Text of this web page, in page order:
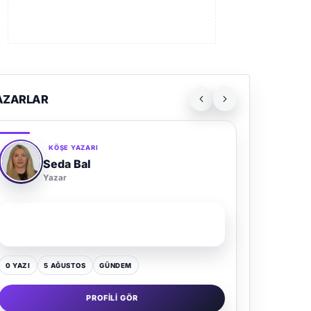
KÖŞE YAZARI
Adem Demir
Yazar
0 YAZI 16 TEMMUZ GÜNDEM
PROFILI GÖR